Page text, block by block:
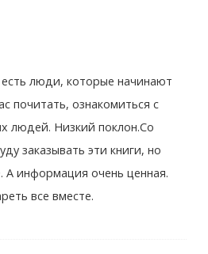
люди, которые начинают
почитать, ознакомиться с
людей. Низкий поклон.Со
заказывать эти книги, но
А информация очень ценная.
все вместе.